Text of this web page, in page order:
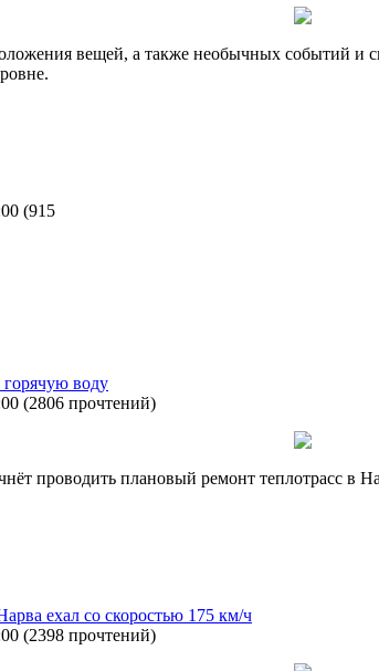
вещей, а также необычных событий и
(915
воду
(2806 прочтений)
проводить плановый ремонт теплотрасс в
ехал со скоростью 175 км/ч
(2398 прочтений)